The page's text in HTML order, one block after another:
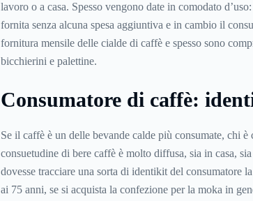
lavoro o a casa. Spesso vengono date in comodato
fornita senza alcuna spesa aggiuntiva e in cambio il
fornitura mensile delle cialde di caffè e spesso sono
bicchierini e palettine.
Consumatore di caffè:
Se il caffè è un delle bevande calde più consumate, chi
consuetudine di bere caffè è molto diffusa, sia in casa,
dovesse tracciare una sorta di identikit del consumatore
ai 75 anni, se si acquista la confezione per la moka in